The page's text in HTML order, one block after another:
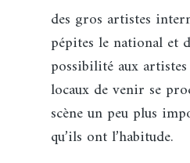
des gros artistes
pépites le national et
possibilité aux
locaux de venir se
scène un peu plus
qu’ils ont l’habitude.